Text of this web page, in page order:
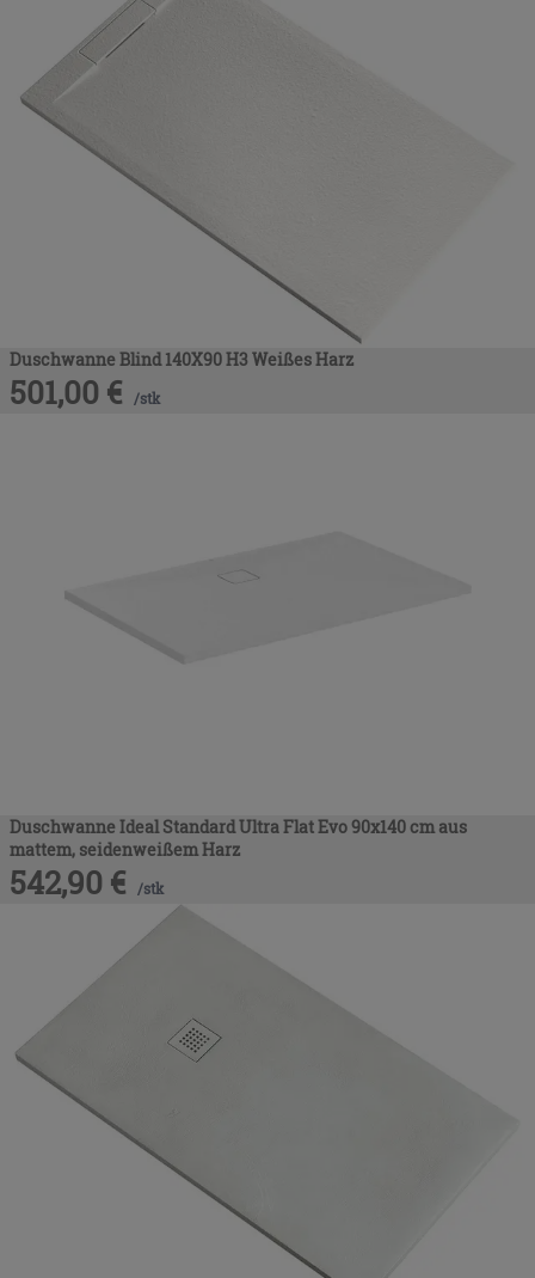
Duschwanne Blind 140X90 H3 Weißes Harz
501,00 € /stk
Duschwanne Ideal Standard Ultra Flat Evo 90x140 cm aus
mattem, seidenweißem Harz
542,90 € /stk